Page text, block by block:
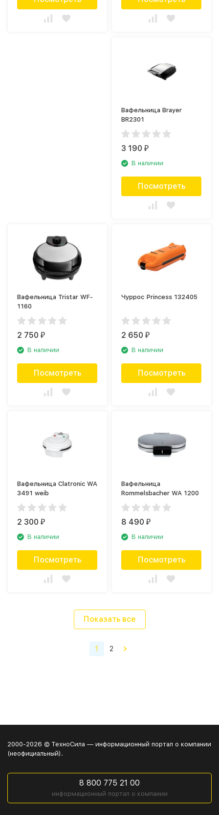
Вафельница Brayer
BR2301
3 190₽
В наличии
Посмотреть
Вафельница Tristar WF-
1160
2 750₽
В наличии
Посмотреть
Чуррос Princess 132405
2 650₽
В наличии
Посмотреть
Вафельница Clatronic WA
3491 weib
2 300₽
В наличии
Посмотреть
Вафельница
Rommelsbacher WA 1200
8 490₽
В наличии
Посмотреть
Показать все
1 2
2000-2026 © ТехноСила — информационный портал о компании
(неофициальный).
8 800 775 21 00
информационный портал о компании